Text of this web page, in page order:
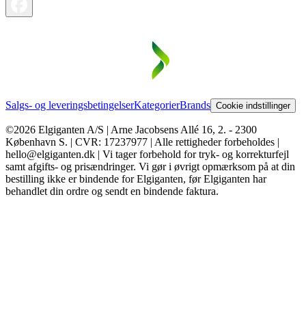
Salgs- og leveringsbetingelserKategorierBrands Cookie indstillinger
©2026 Elgiganten A/S | Arne Jacobsens Allé 16, 2. - 2300
København S. | CVR: 17237977 | Alle rettigheder forbeholdes |
hello@elgiganten.dk | Vi tager forbehold for tryk- og korrekturfejl
samt afgifts- og prisændringer. Vi gør i øvrigt opmærksom på at din
bestilling ikke er bindende for Elgiganten, før Elgiganten har
behandlet din ordre og sendt en bindende faktura.